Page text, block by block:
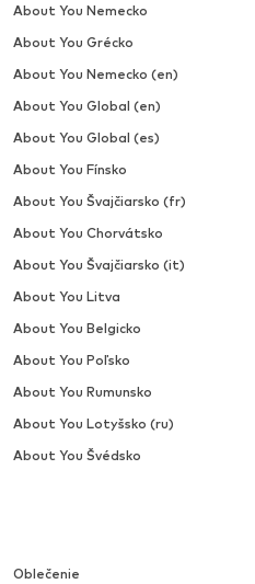
Oblečenie
About You Nemecko
About You Grécko
About You Nemecko (en)
About You Global (en)
About You Global (es)
About You Fínsko
About You Švajčiarsko (fr)
About You Chorvátsko
About You Švajčiarsko (it)
About You Litva
About You Belgicko
About You Poľsko
About You Rumunsko
About You Lotyšsko (ru)
About You Švédsko